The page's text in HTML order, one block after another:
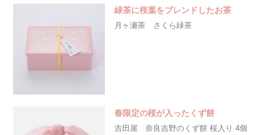
緑茶に桜葉をブレンドしたお茶
月ヶ瀬茶 さくら緑茶
春限定の桜が入ったくず餅
吉田屋 奈良吉野のくず餅 桜入り 4個